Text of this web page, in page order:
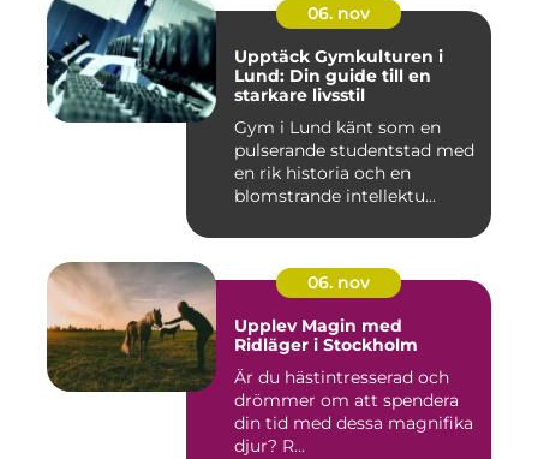
06. nov
Upptäck Gymkulturen i
Lund: Din guide till en
starkare livsstil
Gym i Lund känt som en
pulserande studentstad med
en rik historia och en
blomstrande intellektu...
06. nov
Upplev Magin med
Ridläger i Stockholm
Är du hästintresserad och
drömmer om att spendera
din tid med dessa magnifika
djur? R...